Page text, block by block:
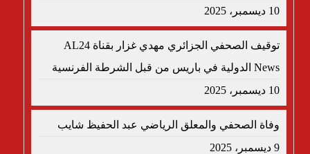
10 ديسمبر، 2025
توقيف الصحفي الجزائري مهدي غزار بقناة AL24
News الدولية في باريس من قبل الشرطة الفرنسية
10 ديسمبر، 2025
وفاة الصحفي والمعلق الرياضي عبد الحفيظ شايب
9 ديسمبر، 2025